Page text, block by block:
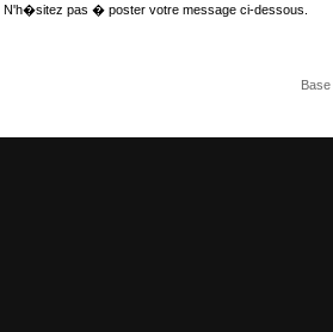
N'h�sitez pas � poster votre message ci-dessous.